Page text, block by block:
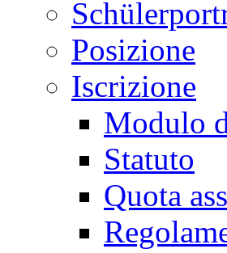
Posizione
Iscrizione
Modulo
Statuto
Quota